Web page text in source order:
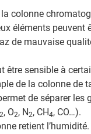
colonne
éléments peuvent
de mauvaise
être sensible à
de la colonne de
de séparer les
2, O2, N2, CH4, CO…).
retient l’humidité.